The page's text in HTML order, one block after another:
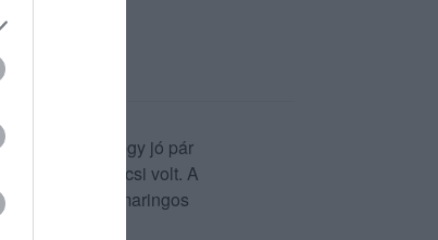
légy. Elférne egy jó pár
az adag is kicsi volt. A
sör jó... A rozmaringos
távoztunk.